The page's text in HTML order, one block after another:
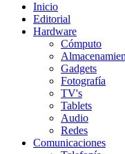
Inicio
Editorial
Hardware
Cómputo
Gadgets
Fotografía
TV's
Tablets
Audio
Redes
Comunicaciones